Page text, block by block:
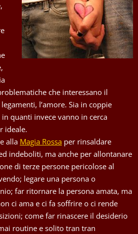
che interessano il
l’amore. Sia in coppie
quanti invece vanno in cerca
ideale.
alla Magia Rossa per rinsaldare
indeboliti, ma anche per allontanare
di terze persone pericolose al
legare una persona o
far ritornare la persona amata, ma
ci ama e ci fa soffrire o ci rende
come far rinascere il desiderio
routine e solito tran tran